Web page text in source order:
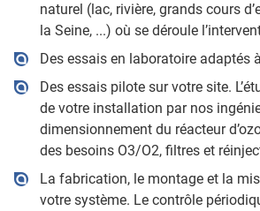
naturel (lac, rivière, grands cours
la Seine, ...) où se déroule
Des essais en laboratoire adaptés
Des essais pilote sur votre site.
de votre installation par nos
dimensionnement du réacteur
des besoins O3/O2, filtres et
La fabrication, le montage et la
votre système. Le contrôle